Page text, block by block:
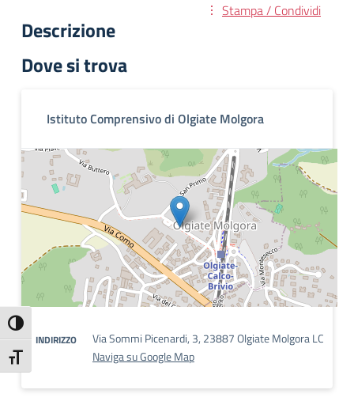
Attiva/disattiva alto contrasto
Attiva/disattiva dimensione testo
Stampa / Condividi
Descrizione
Dove si trova
Istituto Comprensivo di Olgiate Molgora
INDIRIZZO
Via Sommi Picenardi, 3, 23887 Olgiate Molgora LC
Naviga su Google Map